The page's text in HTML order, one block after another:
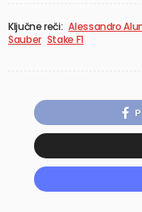
Ključne reči: Alessandro
Sauber Stake F1